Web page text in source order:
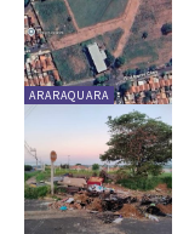
ARARAQUARA